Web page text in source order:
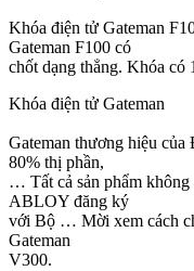
Khóa điện tử Gateman
Gateman F100 có
chốt dạng thẳng. Khóa có
Khóa điện tử Gateman
Gateman thương hiệu
80% thị phần,
… Tất cả sản phẩm không
ABLOY đăng ký
với Bộ … Mời xem cách
Gateman
V300.